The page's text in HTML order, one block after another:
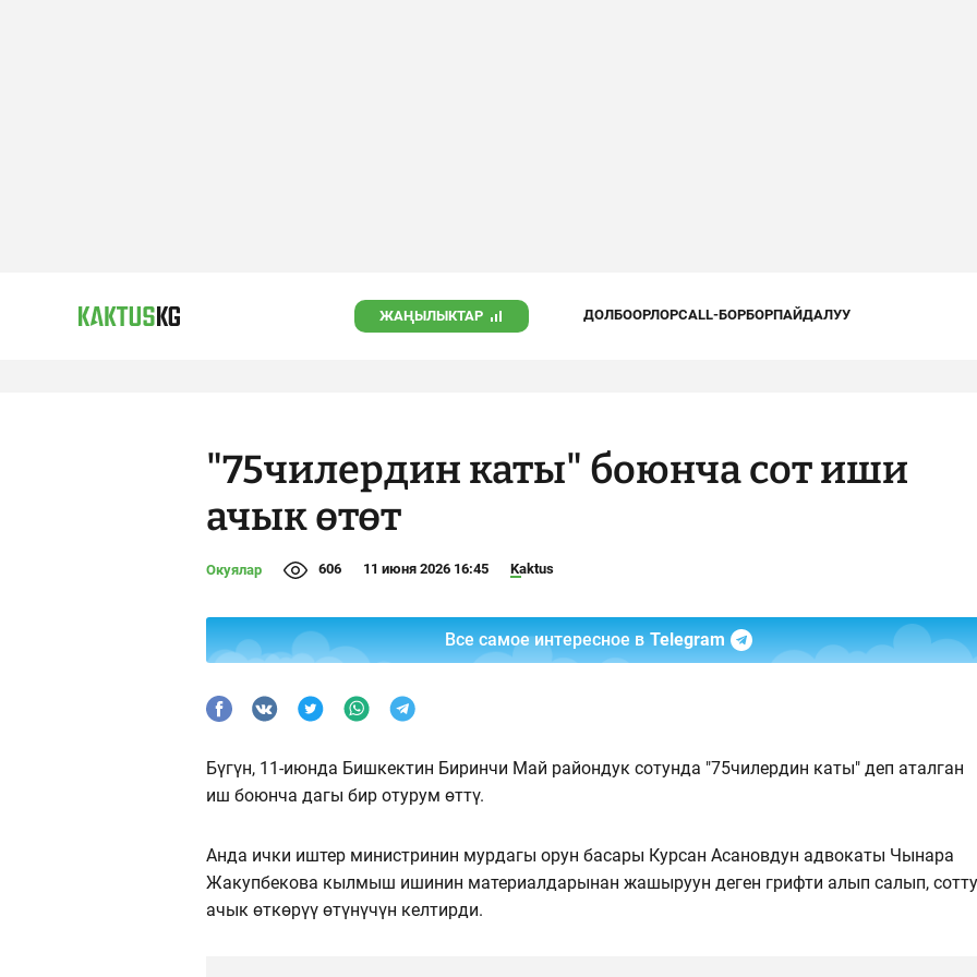
ЖАҢЫЛЫКТАР ДОЛБООРЛОРCALL-БОРБОРПАЙДАЛУУ
"75чилердин каты" боюнча сот иши
ачык өтөт
Окуялар 606 11 июня 2026 16:45 Kaktus
Все самое интересное в Telegram
Бүгүн, 11-июнда Бишкектин Биринчи Май райондук сотунда "75чилердин каты" деп аталган
иш боюнча дагы бир отурум өттү.
Анда ички иштер министринин мурдагы орун басары Курсан Асановдун адвокаты Чынара
Жакупбекова кылмыш ишинин материалдарынан жашыруун деген грифти алып салып, сотту
ачык өткөрүү өтүнүчүн келтирди.